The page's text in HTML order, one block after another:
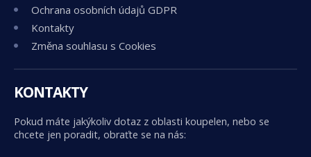
Ochrana osobních údajů GDPR
Kontakty
Změna souhlasu s Cookies
KONTAKTY
Pokud máte jakýkoliv dotaz z oblasti koupelen, nebo se
chcete jen poradit, obraťte se na nás: